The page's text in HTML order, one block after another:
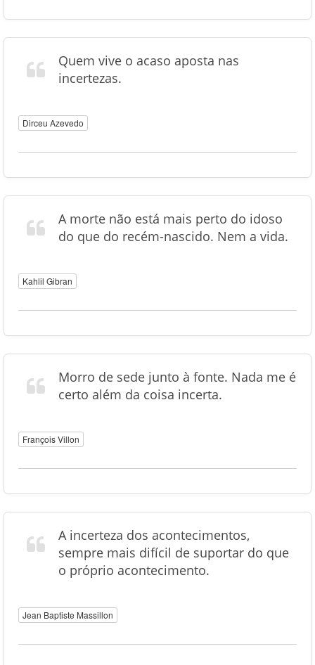
Quem vive o acaso aposta nas
incertezas.
Dirceu Azevedo
A morte não está mais perto do idoso
do que do recém-nascido. Nem a vida.
Kahlil Gibran
Morro de sede junto à fonte. Nada me é
certo além da coisa incerta.
François Villon
A incerteza dos acontecimentos,
sempre mais difícil de suportar do que
o próprio acontecimento.
Jean Baptiste Massillon